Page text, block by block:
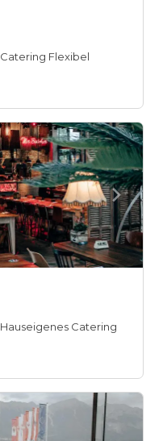
Catering Flexibel
Hauseigenes Catering